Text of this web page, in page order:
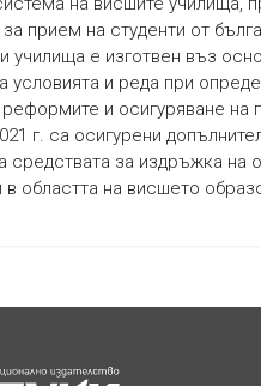
за прием на студенти от
училища е изготвен въз
условията и реда при
и осигуряване на
г. са осигурени
средствата за издръжка на
областта на висшето